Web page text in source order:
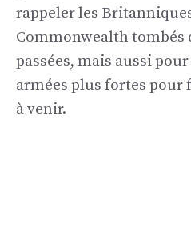
rappeler les
Commonwealth tombés
passées, mais aussi
armées plus fortes pour
à venir.